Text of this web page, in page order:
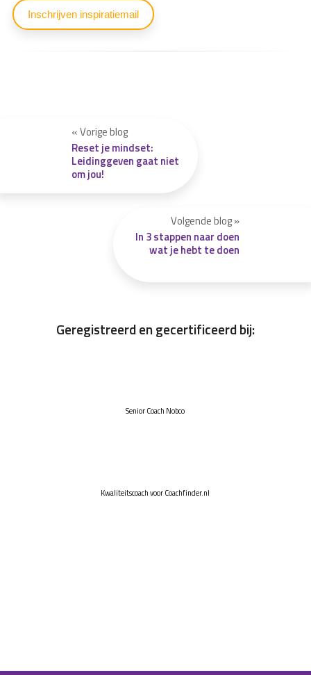
Inschrijven inspiratiemail
« Vorige blog
Reset je mindset:
Leidinggeven gaat niet
om jou!
Volgende blog »
In 3 stappen naar doen
wat je hebt te doen
Geregistreerd en gecertificeerd bij:
Senior Coach Nobco
Kwaliteitscoach voor Coachfinder.nl